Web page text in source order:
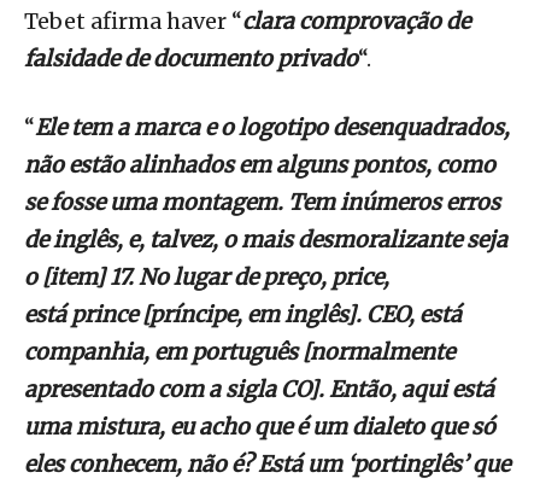
Tebet afirma haver “clara comprovação de
falsidade de documento privado“.
“Ele tem a marca e o logotipo desenquadrados,
não estão alinhados em alguns pontos, como
se fosse uma montagem. Tem inúmeros erros
de inglês, e, talvez, o mais desmoralizante seja
o [item] 17. No lugar de preço, price,
está prince [príncipe, em inglês]. CEO, está
companhia, em português [normalmente
apresentado com a sigla CO]. Então, aqui está
uma mistura, eu acho que é um dialeto que só
eles conhecem, não é? Está um ‘portinglês’ que